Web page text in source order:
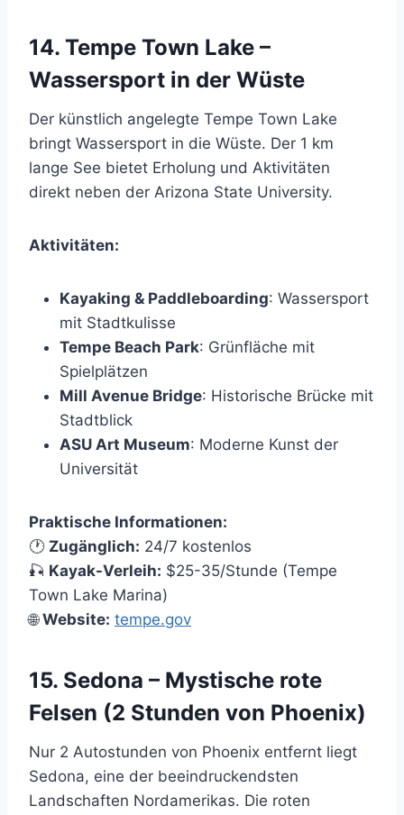
14. Tempe Town Lake –
Wassersport in der Wüste
Der künstlich angelegte Tempe Town Lake
bringt Wassersport in die Wüste. Der 1 km
lange See bietet Erholung und Aktivitäten
direkt neben der Arizona State University.
Aktivitäten:
Kayaking & Paddleboarding: Wassersport
mit Stadtkulisse
Tempe Beach Park: Grünfläche mit
Spielplätzen
Mill Avenue Bridge: Historische Brücke mit
Stadtblick
ASU Art Museum: Moderne Kunst der
Universität
Praktische Informationen:
🕐 Zugänglich: 24/7 kostenlos
🎣 Kayak-Verleih: $25-35/Stunde (Tempe
Town Lake Marina)
🌐Website: tempe.gov
15. Sedona – Mystische rote
Felsen (2 Stunden von Phoenix)
Nur 2 Autostunden von Phoenix entfernt liegt
Sedona, eine der beeindruckendsten
Landschaften Nordamerikas. Die roten